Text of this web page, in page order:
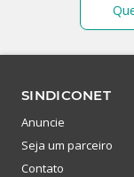
SINDICONET
Anuncie
Seja um parceiro
Contato